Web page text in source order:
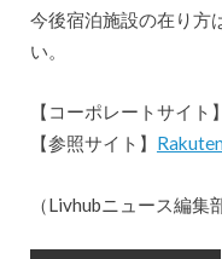
今後宿泊施設の在り方
い。
【コーポレートサイト】
【参照サイト】
（Livhubニュース編集